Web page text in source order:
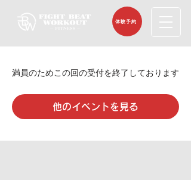
体験予約
満員のためこの回の受付を終了しております
他のイベントを見る